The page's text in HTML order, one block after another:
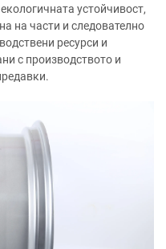
устойчивост,
на части и следователно
ресурси и
с производството и